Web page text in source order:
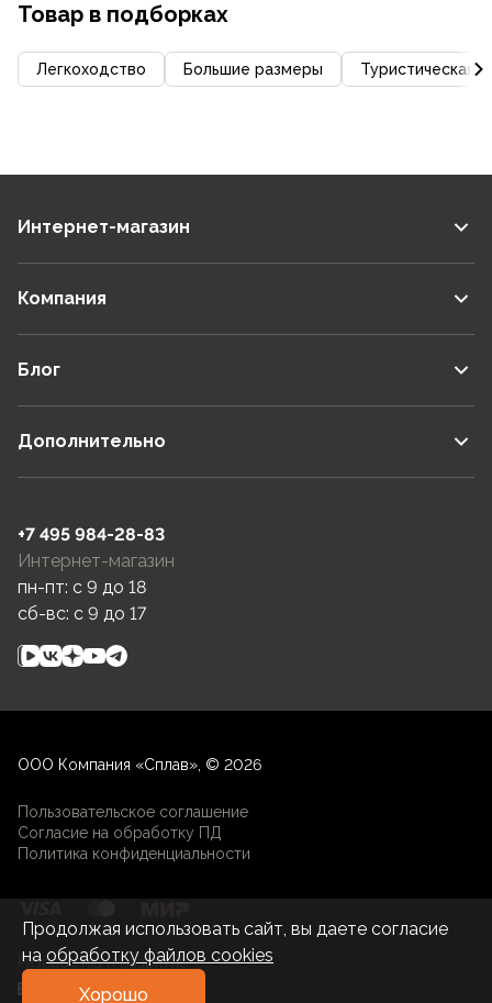
Товар в подборках
Легкоходство Большие размеры Туристическая
Интернет-магазин
Компания
Блог
Дополнительно
+7 495 984-28-83
Интернет-магазин
пн-пт: c 9 до 18
сб-вс: c 9 до 17
ООО Компания «Сплав», © 2026
Пользовательское соглашение
Согласие на обработку ПД
Политика конфиденциальности
Разработка и развитие
Продолжая использовать сайт, вы даете согласие
на обработку файлов cookies
Хорошо